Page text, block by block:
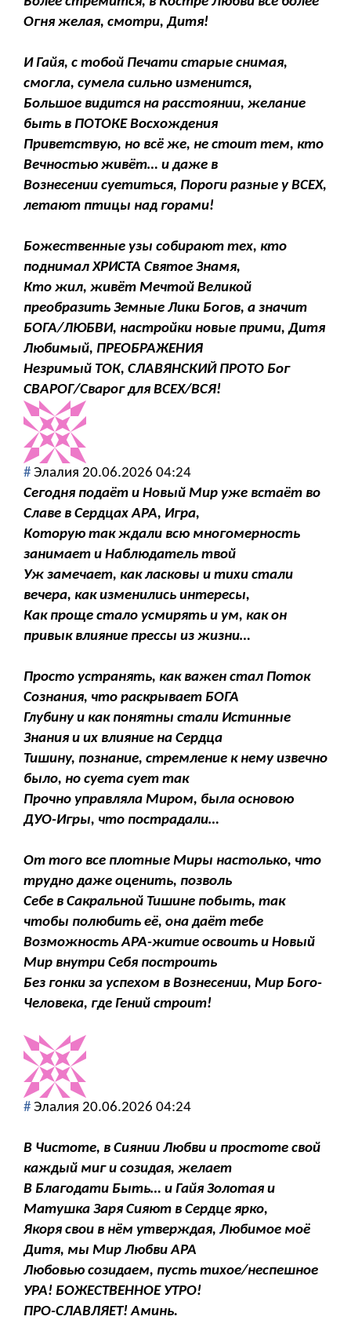
Огня желая, смотри, Дитя!
И Гайя, с тобой Печати старые снимая,
смогла, сумела сильно изменится,
Большое видится на расстоянии, желание
быть в ПОТОКЕ Восхождения
Приветствую, но всё же, не стоит тем, кто
Вечностью живёт… и даже в
Вознесении суетиться, Пороги разные у ВСЕХ,
летают птицы над горами!
Божественные узы собирают тех, кто
поднимал ХРИСТА Святое Знамя,
Кто жил, живёт Мечтой Великой
преобразить Земные Лики Богов, а значит
БОГА/ЛЮБВИ, настройки новые прими, Дитя
Любимый, ПРЕОБРАЖЕНИЯ
Незримый ТОК, СЛАВЯНСКИЙ ПРОТО Бог
СВАРОГ/Сварог для ВСЕХ/ВСЯ!
# Элалия 20.06.2026 04:24
Сегодня подаёт и Новый Мир уже встаёт во
Славе в Сердцах АРА, Игра,
Которую так ждали всю многомерность
занимает и Наблюдатель твой
Уж замечает, как ласковы и тихи стали
вечера, как изменились интересы,
Как проще стало усмирять и ум, как он
привык влияние прессы из жизни…
Просто устранять, как важен стал Поток
Сознания, что раскрывает БОГА
Глубину и как понятны стали Истинные
Знания и их влияние на Сердца
Тишину, познание, стремление к нему извечно
было, но суета сует так
Прочно управляла Миром, была основою
ДУО-Игры, что пострадали…
От того все плотные Миры настолько, что
трудно даже оценить, позволь
Себе в Сакральной Тишине побыть, так
чтобы полюбить её, она даёт тебе
Возможность АРА-житие освоить и Новый
Мир внутри Себя построить
Без гонки за успехом в Вознесении, Мир Бого-
Человека, где Гений строит!
# Элалия 20.06.2026 04:24
В Чистоте, в Сиянии Любви и простоте свой
каждый миг и созидая, желает
В Благодати Быть… и Гайя Золотая и
Матушка Заря Сияют в Сердце ярко,
Якоря свои в нём утверждая, Любимое моё
Дитя, мы Мир Любви АРА
Любовью созидаем, пусть тихое/неспешное
УРА! БОЖЕСТВЕННОЕ УТРО!
ПРО-СЛАВЛЯЕТ! Аминь.